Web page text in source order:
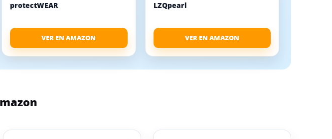
protectWEAR
VER EN AMAZON
LZQpearl
VER EN AMAZON